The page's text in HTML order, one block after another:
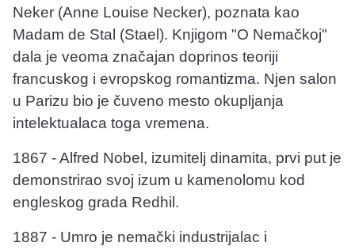
Neker (Anne Louise Necker), poznata kao
Madam de Stal (Stael). Knjigom "O Nemačkoj"
dala je veoma značajan doprinos teoriji
francuskog i evropskog romantizma. Njen salon
u Parizu bio je čuveno mesto okupljanja
intelektualaca toga vremena.
1867 - Alfred Nobel, izumitelj dinamita, prvi put je
demonstrirao svoj izum u kamenolomu kod
engleskog grada Redhil.
1887 - Umro je nemački industrijalac i